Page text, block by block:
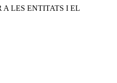
A LES ENTITATS I EL